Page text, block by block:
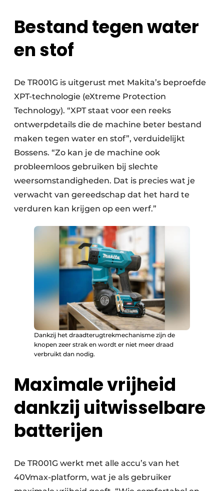
Bestand tegen water
en stof
De TR001G is uitgerust met Makita’s beproefde
XPT-technologie (eXtreme Protection
Technology). “XPT staat voor een reeks
ontwerpdetails die de machine beter bestand
maken tegen water en stof”, verduidelijkt
Bossens. “Zo kan je de machine ook
probleemloos gebruiken bij slechte
weersomstandigheden. Dat is precies wat je
verwacht van gereedschap dat het hard te
verduren kan krijgen op een werf.”
Dankzij het draadterugtrekmechanisme zijn de
knopen zeer strak en wordt er niet meer draad
verbruikt dan nodig.
Maximale vrijheid
dankzij uitwisselbare
batterijen
De TR001G werkt met alle accu’s van het
40Vmax-platform, wat je als gebruiker